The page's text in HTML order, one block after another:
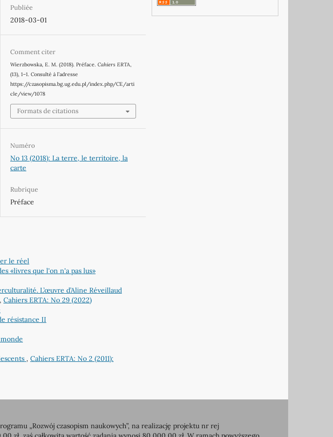
Publiée
2018-03-01
Comment citer
Wierzbowska, E. M. (2018). Préface.Cahiers ERTA,
(13), 1–1. Consulté à l’adresse
https://czasopisma.bg.ug.edu.pl/index.php/CE/arti
cle/view/1078
Formats de citations
Numéro
No 13 (2018): La terre, le territoire, la
carte
Rubrique
Préface
le réel
«livres que l'on n'a pas lus»
L’œuvre d’Aline Réveillaud
, Cahiers ERTA: No 29 (2022)
résistance II
, Cahiers ERTA: No 2 (2011):
„Rozwój czasopism naukowych”, na realizację projektu nr rej